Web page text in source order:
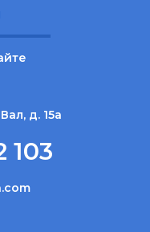
д. 15а
103